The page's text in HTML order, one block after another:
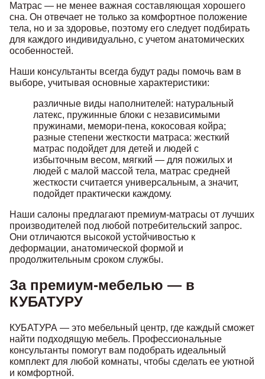
Матрас — не менее важная составляющая хорошего
сна. Он отвечает не только за комфортное положение
тела, но и за здоровье, поэтому его следует подбирать
для каждого индивидуально, с учетом анатомических
особенностей.
Наши консультанты всегда будут рады помочь вам в
выборе, учитывая основные характеристики:
различные виды наполнителей: натуральный
латекс, пружинные блоки с независимыми
пружинами, мемори-пена, кокосовая койра;
разные степени жесткости матраса: жесткий
матрас подойдет для детей и людей с
избыточным весом, мягкий — для пожилых и
людей с малой массой тела, матрас средней
жесткости считается универсальным, а значит,
подойдет практически каждому.
Наши салоны предлагают премиум-матрасы от лучших
производителей под любой потребительский запрос.
Они отличаются высокой устойчивостью к
деформации, анатомической формой и
продолжительным сроком службы.
За премиум-мебелью — в
КУБАТУРУ
КУБАТУРА — это мебельный центр, где каждый сможет
найти подходящую мебель. Профессиональные
консультанты помогут вам подобрать идеальный
комплект для любой комнаты, чтобы сделать ее уютной
и комфортной.